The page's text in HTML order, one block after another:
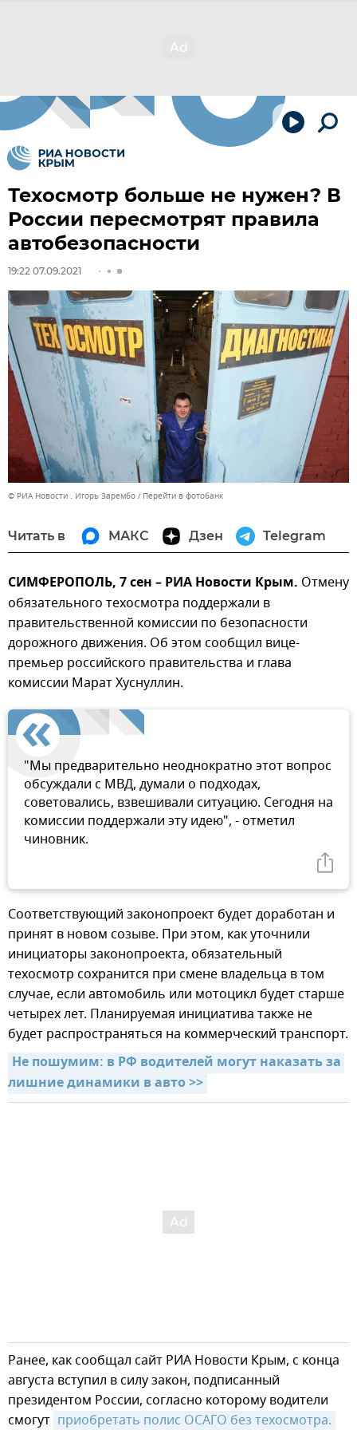
Техосмотр больше не нужен? В
России пересмотрят правила
автобезопасности
19:22 07.09.2021
© РИА Новости . Игорь Зарембо Перейти в фотобанк
Читать в МАКС Дзен Telegram
СИМФЕРОПОЛЬ, 7 сен – РИА Новости Крым. Отмену
обязательного техосмотра поддержали в
правительственной комиссии по безопасности
дорожного движения. Об этом сообщил вице-
премьер российского правительства и глава
комиссии Марат Хуснуллин.
"Мы предварительно неоднократно этот вопрос
обсуждали с МВД, думали о подходах,
советовались, взвешивали ситуацию. Сегодня на
комиссии поддержали эту идею", - отметил
чиновник.
Соответствующий законопроект будет доработан и
принят в новом созыве. При этом, как уточнили
инициаторы законопроекта, обязательный
техосмотр сохранится при смене владельца в том
случае, если автомобиль или мотоцикл будет старше
четырех лет. Планируемая инициатива также не
будет распространяться на коммерческий транспорт.
Не пошумим: в РФ водителей могут наказать за
лишние динамики в авто >>
Ранее, как сообщал сайт РИА Новости Крым, с конца
августа вступил в силу закон, подписанный
президентом России, согласно которому водители
смогут приобретать полис ОСАГО без техосмотра.